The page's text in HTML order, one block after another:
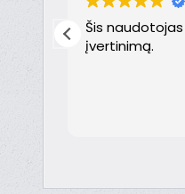
Šis
įvertinimą.